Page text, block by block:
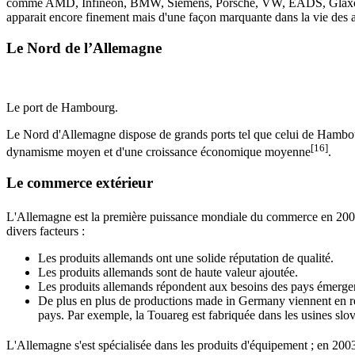
comme AMD, Infineon, BMW, Siemens, Porsche, VW, EADS,
apparait encore finement mais d'une façon marquante dans la vie des
Le Nord de l’Allemagne
Le port de Hambourg.
Le Nord d'Allemagne dispose de grands ports tel que celui de
dynamisme moyen et d'une croissance économique moyenne[16].
Le commerce extérieur
L'Allemagne est la première puissance mondiale du commerce en
divers facteurs :
Les produits allemands ont une solide réputation de qualité.
Les produits allemands sont de haute valeur ajoutée.
Les produits allemands répondent aux besoins des pays
De plus en plus de productions made in Germany viennent en
pays. Par exemple, la Touareg est fabriquée dans les usines
L'Allemagne s'est spécialisée dans les produits d'équipement ; en